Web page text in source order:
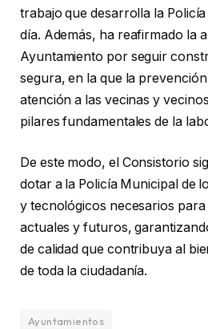
trabajo que desarrolla la
día. Además, ha reafirmado la
Ayuntamiento por seguir
segura, en la que la
atención a las vecinas y
pilares fundamentales de la
De este modo, el Consistorio
dotar a la Policía Municipal de
y tecnológicos necesarios
actuales y futuros,
de calidad que contribuya al
de toda la ciudadanía.
Ayuntamientos